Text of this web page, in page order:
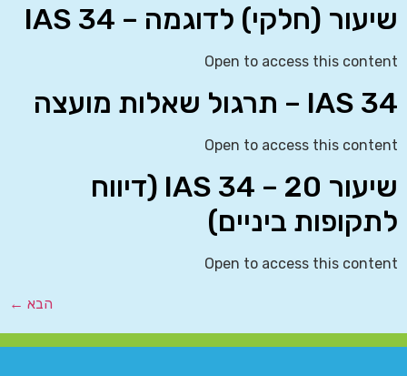
שיעור (חלקי) לדוגמה – IAS 34
Open to access this content
IAS 34 – תרגול שאלות מועצה
Open to access this content
שיעור 20 – IAS 34 (דיווח
לתקופות ביניים)
Open to access this content
הבא ←